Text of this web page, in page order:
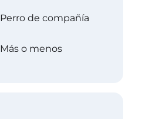
Perro de compañía
Más o menos